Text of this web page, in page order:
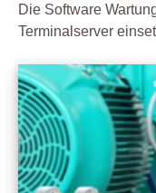
Die Software
Terminalserver